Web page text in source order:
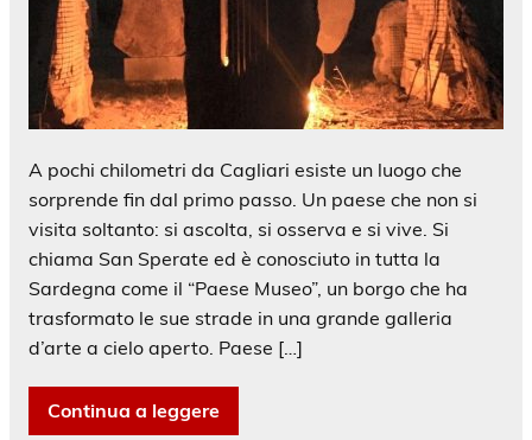
A pochi chilometri da Cagliari esiste un luogo che
sorprende fin dal primo passo. Un paese che non si
visita soltanto: si ascolta, si osserva e si vive. Si
chiama San Sperate ed è conosciuto in tutta la
Sardegna come il “Paese Museo”, un borgo che ha
trasformato le sue strade in una grande galleria
d’arte a cielo aperto. Paese […]
Continua a leggere